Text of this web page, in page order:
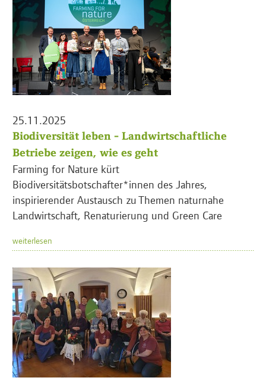
25.11.2025
Biodiversität leben - Landwirtschaftliche
Betriebe zeigen, wie es geht
Farming for Nature kürt
Biodiversitätsbotschafter*innen des Jahres,
inspirierender Austausch zu Themen naturnahe
Landwirtschaft, Renaturierung und Green Care
weiterlesen